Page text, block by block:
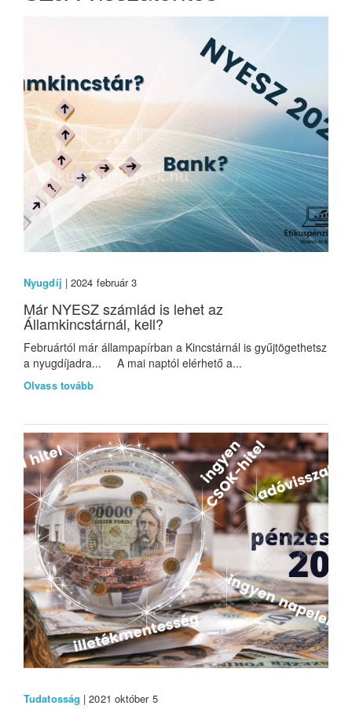
Nyugdíj | 2024 február 3
Már NYESZ számlád is lehet az
Államkincstárnál, kell?
Februártól már állampapírban a Kincstárnál is gyűjtögethetsz
a nyugdíjadra... A mai naptól elérhető a...
Olvass tovább
Tudatosság | 2021 október 5